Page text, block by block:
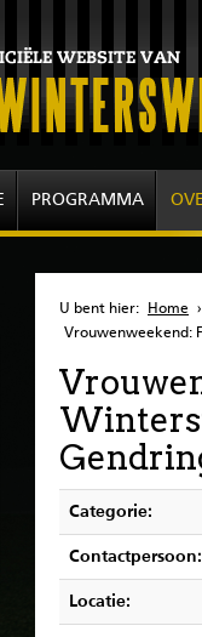
PROGRAMMA
U bent hier: Home ›
Vrouwenweekend:
Categorie:
Contactpersoon:
Locatie: